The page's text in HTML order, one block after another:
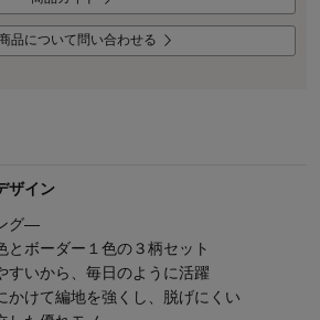
品について問い合わせる
ザイン
グ―
とボーダー１色の３柄セット
すいから、毎日のように活躍
かけて編地を強くし、脱げにくい